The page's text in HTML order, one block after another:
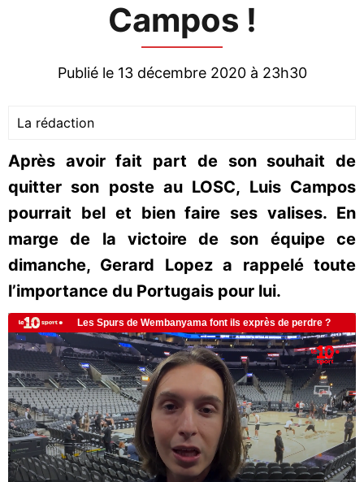
Campos !
Publié le 13 décembre 2020 à 23h30
La rédaction
Après avoir fait part de son souhait de
quitter son poste au LOSC, Luis Campos
pourrait bel et bien faire ses valises. En
marge de la victoire de son équipe ce
dimanche, Gerard Lopez a rappelé toute
l’importance du Portugais pour lui.